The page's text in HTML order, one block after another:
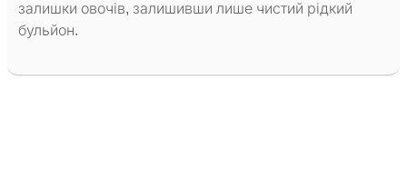
залишки овочів, залишивши лише чистий рідкий
бульйон.